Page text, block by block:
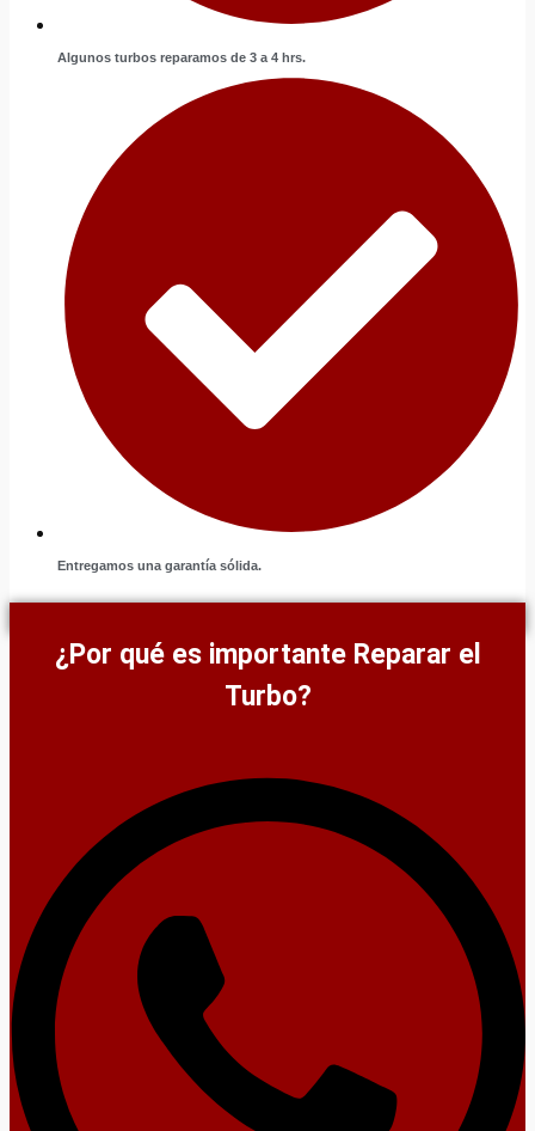
Algunos turbos reparamos de 3 a 4 hrs.
Entregamos una garantía sólida.
¿Por qué es importante Reparar el
Turbo?